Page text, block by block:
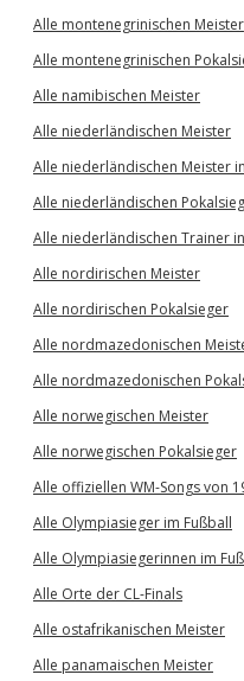
Alle montenegrinischen Meister
Alle montenegrinischen
Alle namibischen Meister
Alle niederländischen Meister
Alle niederländischen Meister
Alle niederländischen
Alle niederländischen Trainer
Alle nordirischen Meister
Alle nordirischen Pokalsieger
Alle nordmazedonischen
Alle nordmazedonischen
Alle norwegischen Meister
Alle norwegischen Pokalsieger
Alle offiziellen WM-Songs von
Alle Olympiasieger im Fußball
Alle Olympiasiegerinnen im
Alle Orte der CL-Finals
Alle ostafrikanischen Meister
Alle panamaischen Meister